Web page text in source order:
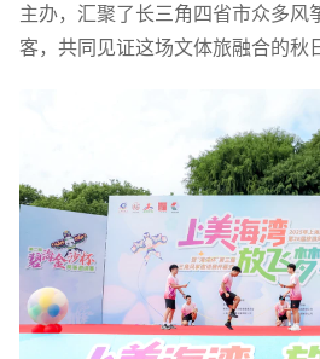
主办，汇聚了长三角四省市众多风
客，共同见证这场文体旅融合的秋